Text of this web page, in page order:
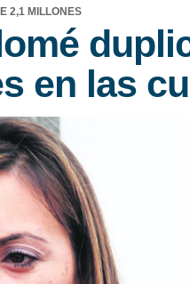
2,1 MILLONES
en las